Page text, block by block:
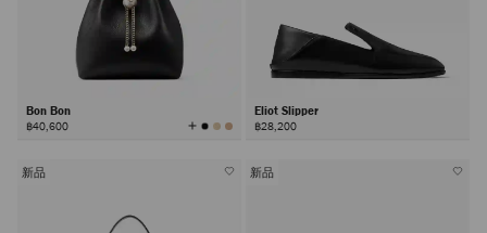
Bon Bon
฿40,600 查
看
Eliot Slipper
฿28,200
新品 新品